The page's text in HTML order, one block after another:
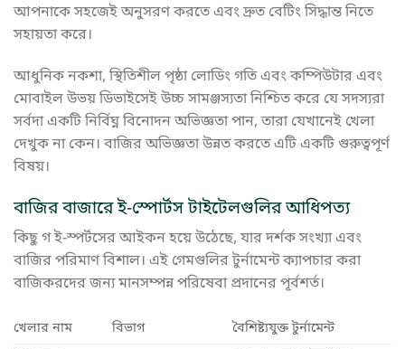
আপনাকে সহজেই অনুসরণ করতে এবং দ্রুত বেটিং সিদ্ধান্ত নিতে
সহায়তা করে।
আধুনিক নকশা, স্থিতিশীল পৃষ্ঠা লোডিং গতি এবং কম্পিউটার এবং
মোবাইল উভয় ডিভাইসেই উচ্চ সামঞ্জস্যতা নিশ্চিত করে যে সদস্যরা
সর্বদা একটি নির্বিঘ্ন বিনোদন অভিজ্ঞতা পান, তারা যেখানেই খেলা
দেখুক না কেন। বাজির অভিজ্ঞতা উন্নত করতে এটি একটি গুরুত্বপূর্ণ
বিষয়।
বাজির বাজারে ই-স্পোর্টস টাইটেলগুলির আধিপত্য
কিছু গ ই-স্পর্টসের আইকন হয়ে উঠেছে, যার দর্শক সংখ্যা এবং
বাজির পরিমাণ বিশাল। এই গেমগুলির টুর্নামেন্ট ক্যাপচার করা
বাজিকরদের জন্য মানসম্পন্ন পরিষেবা প্রদানের পূর্বশর্ত।
খেলার নাম বিভাগ
বৈশিষ্ট্যযুক্ত টুর্নামেন্ট